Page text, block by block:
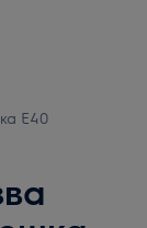
Е40